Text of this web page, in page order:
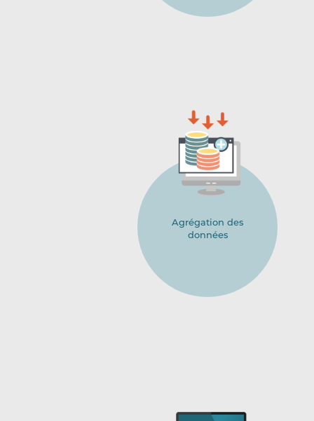
Agrégation des
données